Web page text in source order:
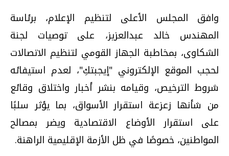
وافق المجلس الأعلى لتنظيم الإعلام، برئاسة
المهندس خالد عبدالعزيز، على توصيات لجنة
الشكاوى، بمخاطبة الجهاز القومي لتنظيم الاتصالات
لحجب الموقع الإلكتروني "إيجبتكِ"، لعدم استيفائه
شروط الترخيص، وقيامه بنشر أخبار واختلاق وقائع
من شأنها زعزعة استقرار الأسواق، بما يؤثر سلبًا
على استقرار الأوضاع الاقتصادية ويضر بمصالح
المواطنين، خصوصًا في ظل الأزمة الإقليمية الراهنة.